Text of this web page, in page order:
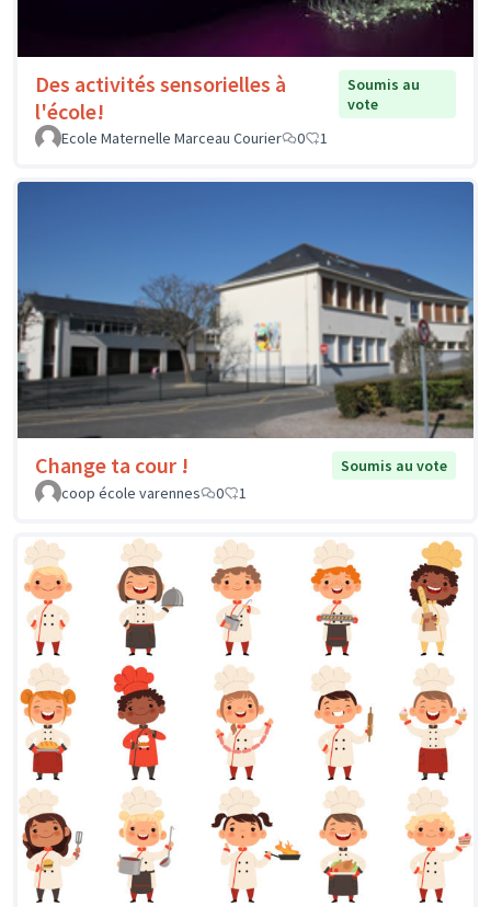
Des activités sensorielles à
l'école!
Soumis au
vote
Ecole Maternelle Marceau Courier
0 1
Change ta cour !
Soumis au vote
coop école varennes
0 1